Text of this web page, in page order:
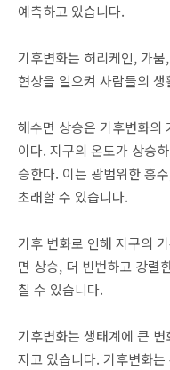
예측하고 있습니다.
기후변화는 허리케인, 가
현상을 일으켜 사람들의
해수면 상승은 기후변화의
이다. 지구의 온도가 상승
승한다. 이는 광범위한 홍
초래할 수 있습니다.
기후 변화로 인해 지구의
면 상승, 더 빈번하고 강렬
칠 수 있습니다.
기후변화는 생태계에 큰
지고 있습니다. 기후변화